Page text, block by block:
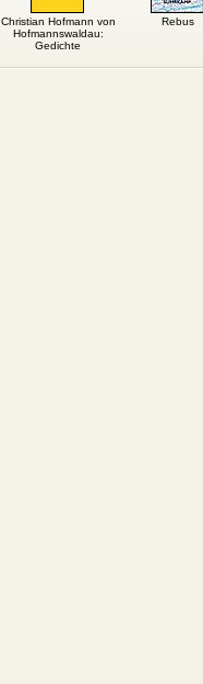
Christian Hofmann von
Hofmannswaldau:
Gedichte
Rebus